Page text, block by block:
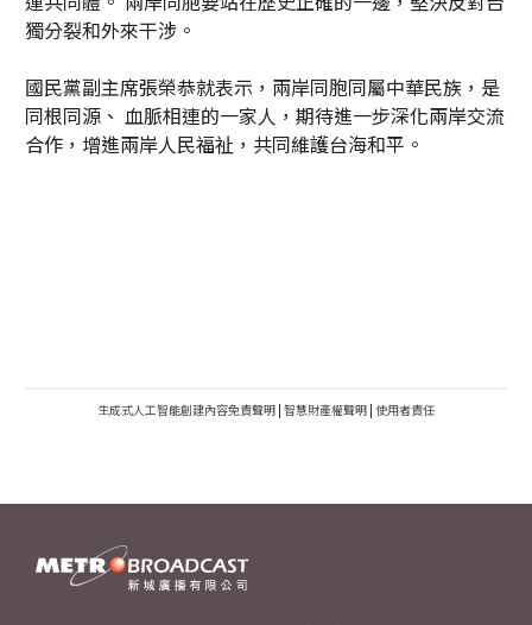
獨分裂和外來干涉。
國民黨副主席張榮恭就表示，兩岸同胞同屬中華民族，是
同根同源、 血脈相連的一家人，期待進一步深化兩岸交流
合作，增進兩岸人民福祉，共同維護台海和平。
生成式人工智能創建內容免責聲明 | 智慧財產權聲明 | 使用者責任